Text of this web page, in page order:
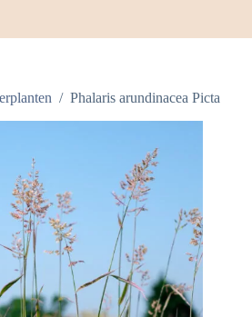
/ Phalaris arundinacea Picta